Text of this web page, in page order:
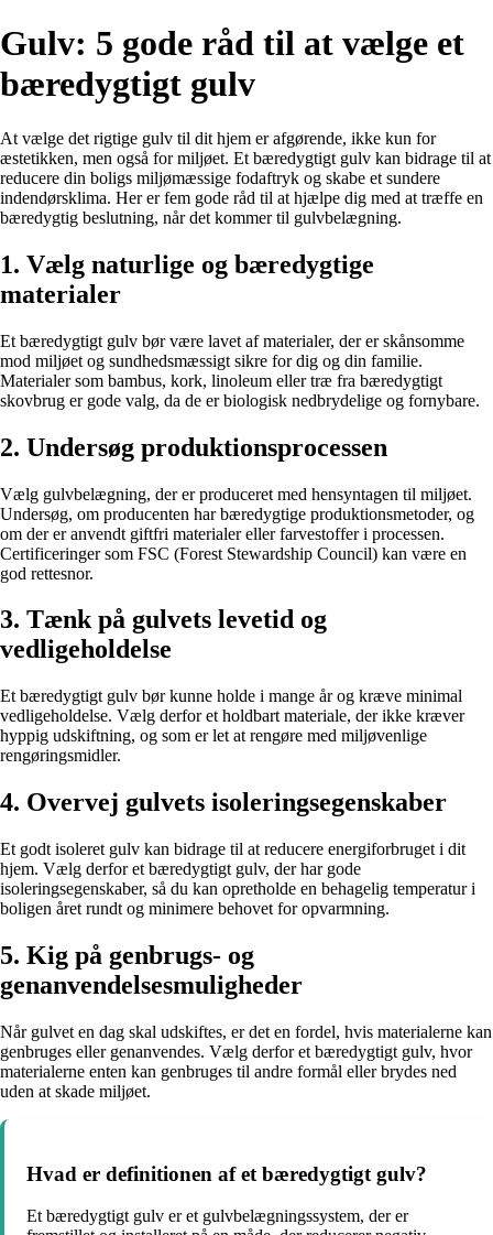
Gulv: 5 gode råd til at vælge et
bæredygtigt gulv
At vælge det rigtige gulv til dit hjem er afgørende, ikke kun for
æstetikken, men også for miljøet. Et bæredygtigt gulv kan bidrage til at
reducere din boligs miljømæssige fodaftryk og skabe et sundere
indendørsklima. Her er fem gode råd til at hjælpe dig med at træffe en
bæredygtig beslutning, når det kommer til gulvbelægning.
1. Vælg naturlige og bæredygtige
materialer
Et bæredygtigt gulv bør være lavet af materialer, der er skånsomme
mod miljøet og sundhedsmæssigt sikre for dig og din familie.
Materialer som bambus, kork, linoleum eller træ fra bæredygtigt
skovbrug er gode valg, da de er biologisk nedbrydelige og fornybare.
2. Undersøg produktionsprocessen
Vælg gulvbelægning, der er produceret med hensyntagen til miljøet.
Undersøg, om producenten har bæredygtige produktionsmetoder, og
om der er anvendt giftfri materialer eller farvestoffer i processen.
Certificeringer som FSC (Forest Stewardship Council) kan være en
god rettesnor.
3. Tænk på gulvets levetid og
vedligeholdelse
Et bæredygtigt gulv bør kunne holde i mange år og kræve minimal
vedligeholdelse. Vælg derfor et holdbart materiale, der ikke kræver
hyppig udskiftning, og som er let at rengøre med miljøvenlige
rengøringsmidler.
4. Overvej gulvets isoleringsegenskaber
Et godt isoleret gulv kan bidrage til at reducere energiforbruget i dit
hjem. Vælg derfor et bæredygtigt gulv, der har gode
isoleringsegenskaber, så du kan opretholde en behagelig temperatur i
boligen året rundt og minimere behovet for opvarmning.
5. Kig på genbrugs- og
genanvendelsesmuligheder
Når gulvet en dag skal udskiftes, er det en fordel, hvis materialerne kan
genbruges eller genanvendes. Vælg derfor et bæredygtigt gulv, hvor
materialerne enten kan genbruges til andre formål eller brydes ned
uden at skade miljøet.
Hvad er definitionen af et bæredygtigt gulv?
Et bæredygtigt gulv er et gulvbelægningssystem, der er